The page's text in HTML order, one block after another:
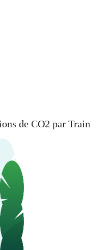
de CO2 par Train